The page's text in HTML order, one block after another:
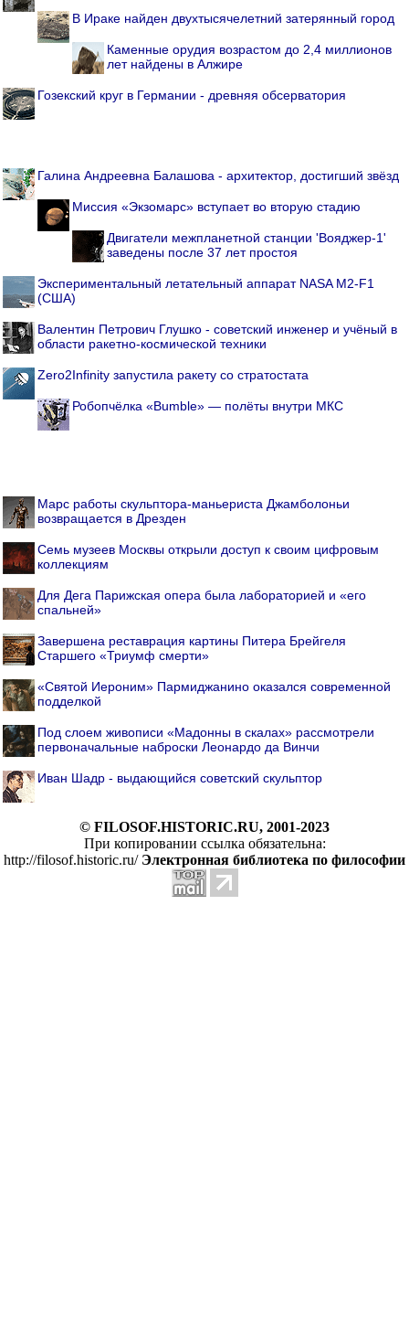
В Ираке найден двухтысячелетний затерянный город
Каменные орудия возрастом до 2,4 миллионов
лет найдены в Алжире
Гозекский круг в Германии - древняя обсерватория
Галина Андреевна Балашова - архитектор, достигший звёзд
Миссия «Экзомарс» вступает во вторую стадию
Двигатели межпланетной станции 'Вояджер-1'
заведены после 37 лет простоя
Экспериментальный летательный аппарат NASA M2-F1
(США)
Валентин Петрович Глушко - советский инженер и учёный в
области ракетно-космической техники
Zero2Infinity запустила ракету со стратостата
Робопчёлка «Bumble» — полёты внутри МКС
Марс работы скульптора-маньериста Джамболоньи
возвращается в Дрезден
Семь музеев Москвы открыли доступ к своим цифровым
коллекциям
Для Дега Парижская опера была лабораторией и «его
спальней»
Завершена реставрация картины Питера Брейгеля
Старшего «Триумф смерти»
«Святой Иероним» Пармиджанино оказался современной
подделкой
Под слоем живописи «Мадонны в скалах» рассмотрели
первоначальные наброски Леонардо да Винчи
Иван Шадр - выдающийся советский скульптор
© FILOSOF.HISTORIC.RU, 2001-2023
При копировании ссылка обязательна:
http://filosof.historic.ru/ Электронная библиотека по философии